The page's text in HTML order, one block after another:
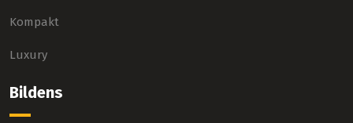
Kompakt
Luxury
Bildens